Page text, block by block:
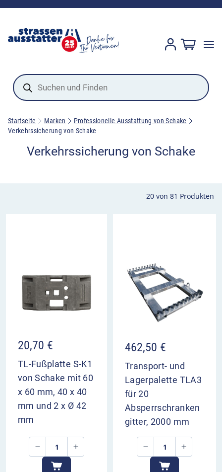
Products
search
Startseite Marken
Professionelle Ausstattung von Schake
Verkehrssicherung von Schake
Verkehrssicherung von Schake
20 von 81 Produkten
20,70 €
TL-Fußplatte S-K1
von Schake mit 60
x 60 mm, 40 x 40
mm und 2 x Ø 42
mm
462,50 €
Transport- und
Lagerpalette TLA3
für 20
Absperrschranken
gitter, 2000 mm